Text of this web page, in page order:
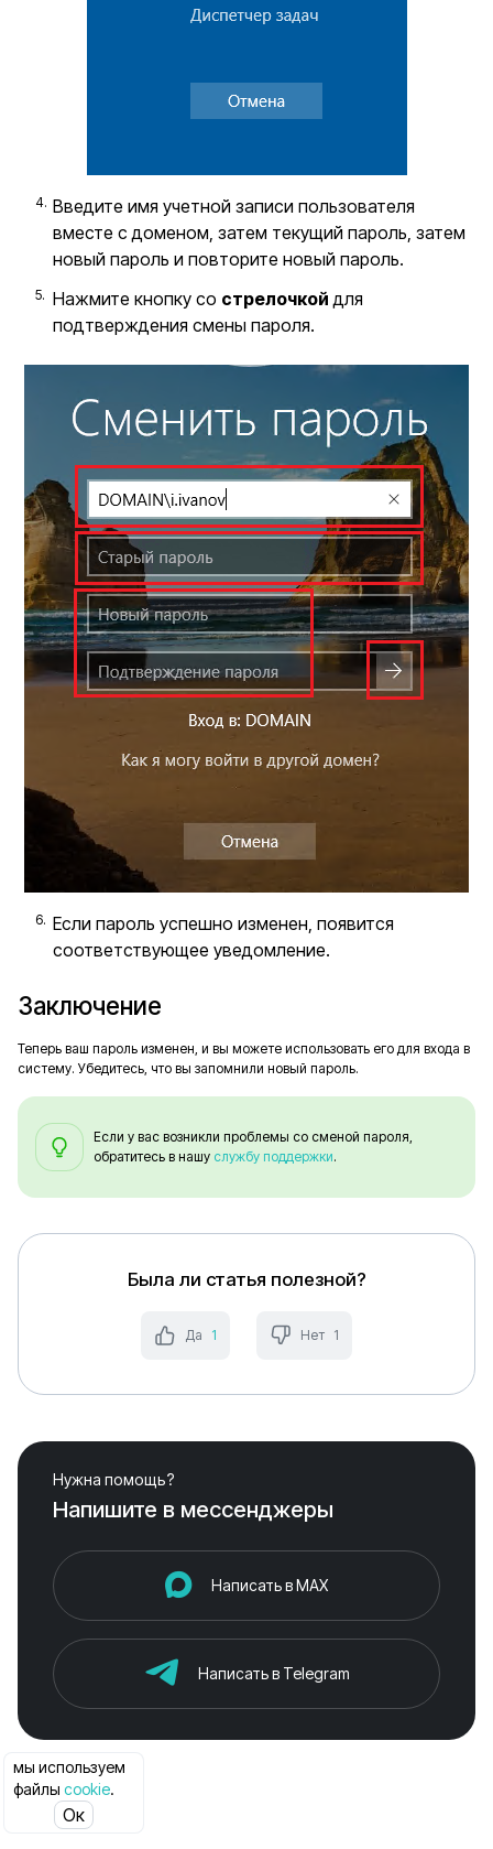
Введите имя учетной записи пользователя
вместе с доменом, затем текущий пароль, затем
новый пароль и повторите новый пароль.
Нажмите кнопку со стрелочкой для
подтверждения смены пароля.
Если пароль успешно изменен, появится
соответствующее уведомление.
Заключение
Теперь ваш пароль изменен, и вы можете использовать его для входа в
систему. Убедитесь, что вы запомнили новый пароль.
Если у вас возникли проблемы со сменой пароля,
обратитесь в нашу службу поддержки.
Была ли статья полезной?
Да 1 Нет 1
Нужна помощь?
Напишите в мессенджеры
Написать в MAX
Написать в Telegram
мы используем
файлыcookie.
Ок